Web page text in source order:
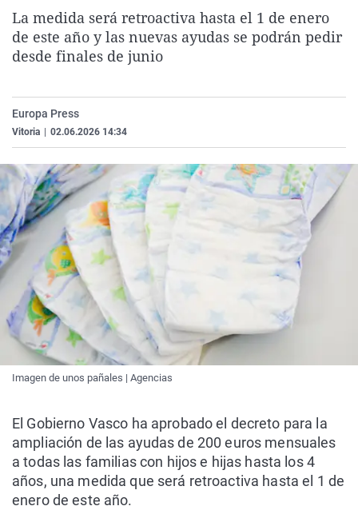
La rosa de los vientos
Gente viajera
Caso
Retornados
Operación Viuda
Extremadura
Galicia
Navarra
Virales
Televisión
La medida será retroactiva hasta el 1 de enero
de este año y las nuevas ayudas se podrán pedir
desde finales de junio
Europa Press
Vitoria 02.06.2026 14:34
Imagen de unos pañales | Agencias
El Gobierno Vasco ha aprobado el decreto para la
ampliación de las ayudas de 200 euros mensuales
a todas las familias con hijos e hijas hasta los 4
años, una medida que será retroactiva hasta el 1 de
enero de este año.